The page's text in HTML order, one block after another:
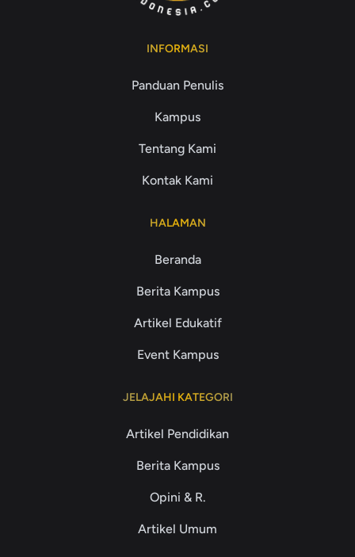
INFORMASI
Panduan Penulis
Kampus
Tentang Kami
Kontak Kami
HALAMAN
Beranda
Berita Kampus
Artikel Edukatif
Event Kampus
JELAJAHI KATEGORI
Artikel Pendidikan
Berita Kampus
Opini & R.
Artikel Umum